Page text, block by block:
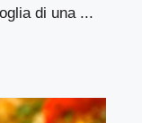
di una ...